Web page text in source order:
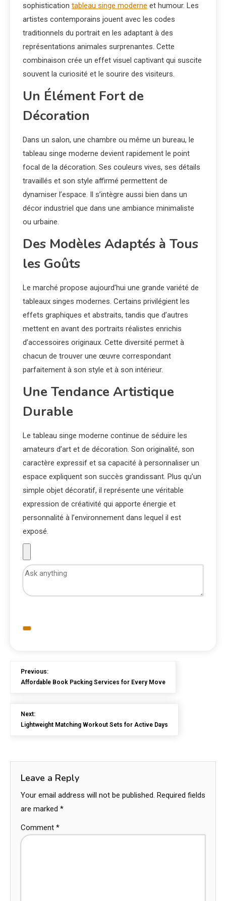
sophistication tableau singe moderne et humour. Les
artistes contemporains jouent avec les codes
traditionnels du portrait en les adaptant à des
représentations animales surprenantes. Cette
combinaison crée un effet visuel captivant qui suscite
souvent la curiosité et le sourire des visiteurs.
Un Élément Fort de
Décoration
Dans un salon, une chambre ou même un bureau, le
tableau singe moderne devient rapidement le point
focal de la décoration. Ses couleurs vives, ses détails
travaillés et son style affirmé permettent de
dynamiser l’espace. Il s’intègre aussi bien dans un
décor industriel que dans une ambiance minimaliste
ou urbaine.
Des Modèles Adaptés à Tous
les Goûts
Le marché propose aujourd’hui une grande variété de
tableaux singes modernes. Certains privilégient les
effets graphiques et abstraits, tandis que d’autres
mettent en avant des portraits réalistes enrichis
d’accessoires originaux. Cette diversité permet à
chacun de trouver une œuvre correspondant
parfaitement à son style et à son intérieur.
Une Tendance Artistique
Durable
Le tableau singe moderne continue de séduire les
amateurs d’art et de décoration. Son originalité, son
caractère expressif et sa capacité à personnaliser un
espace expliquent son succès grandissant. Plus qu’un
simple objet décoratif, il représente une véritable
expression de créativité qui apporte énergie et
personnalité à l’environnement dans lequel il est
exposé.
Previous:
Affordable Book Packing Services for Every Move
Next:
Lightweight Matching Workout Sets for Active Days
Leave a Reply
Your email address will not be published. Required fields
are marked *
Comment *